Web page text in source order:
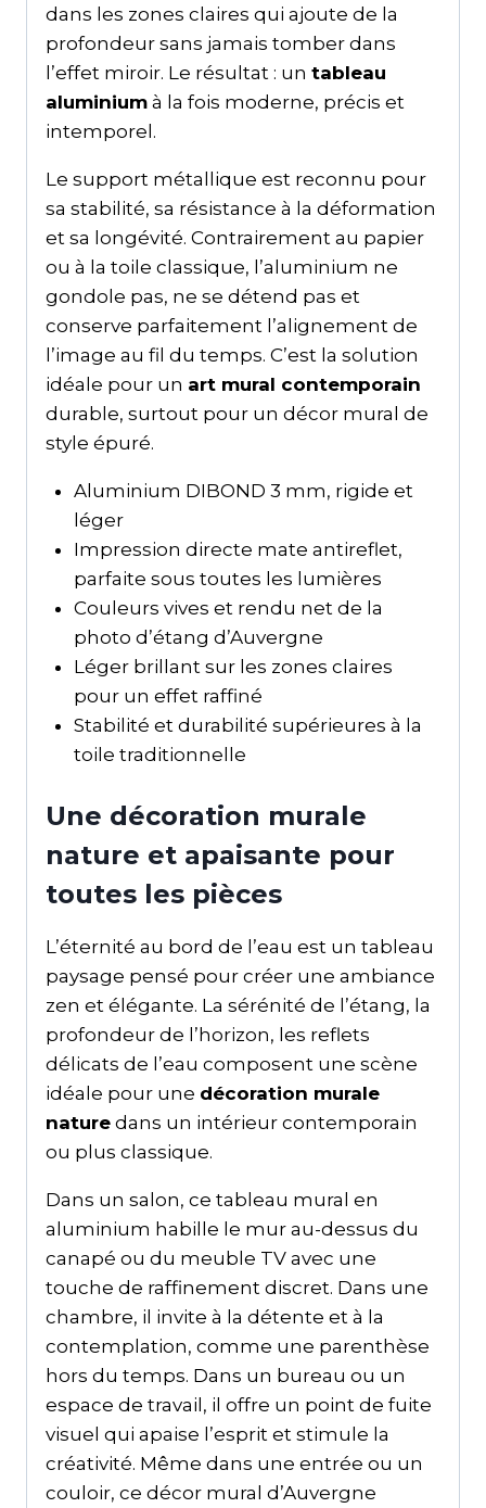
dans les zones claires qui ajoute de la
profondeur sans jamais tomber dans
l’effet miroir. Le résultat : un tableau
aluminium à la fois moderne, précis et
intemporel.
Le support métallique est reconnu pour
sa stabilité, sa résistance à la déformation
et sa longévité. Contrairement au papier
ou à la toile classique, l’aluminium ne
gondole pas, ne se détend pas et
conserve parfaitement l’alignement de
l’image au fil du temps. C’est la solution
idéale pour un art mural contemporain
durable, surtout pour un décor mural de
style épuré.
Aluminium DIBOND 3 mm, rigide et
léger
Impression directe mate antireflet,
parfaite sous toutes les lumières
Couleurs vives et rendu net de la
photo d’étang d’Auvergne
Léger brillant sur les zones claires
pour un effet raffiné
Stabilité et durabilité supérieures à la
toile traditionnelle
Une décoration murale
nature et apaisante pour
toutes les pièces
L’éternité au bord de l’eau est un tableau
paysage pensé pour créer une ambiance
zen et élégante. La sérénité de l’étang, la
profondeur de l’horizon, les reflets
délicats de l’eau composent une scène
idéale pour une décoration murale
nature dans un intérieur contemporain
ou plus classique.
Dans un salon, ce tableau mural en
aluminium habille le mur au-dessus du
canapé ou du meuble TV avec une
touche de raffinement discret. Dans une
chambre, il invite à la détente et à la
contemplation, comme une parenthèse
hors du temps. Dans un bureau ou un
espace de travail, il offre un point de fuite
visuel qui apaise l’esprit et stimule la
créativité. Même dans une entrée ou un
couloir, ce décor mural d’Auvergne